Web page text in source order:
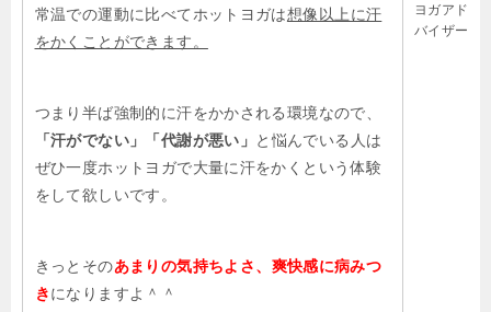
ヨガアド
バイザー
常温での運動に比べてホットヨガは想像以上に汗
をかくことができます。
つまり半ば強制的に汗をかかされる環境なので、
「汗がでない」「代謝が悪い」 と悩んでいる人は
ぜひ一度ホットヨガで大量に汗をかくという体験
をして欲しいです。
きっとそのあまりの気持ちよさ、爽快感に病みつ
きになりますよ＾＾